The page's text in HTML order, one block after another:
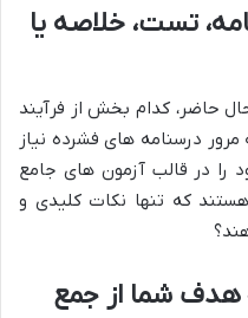
تست، خلاصه یا
حاضر، کدام بخش از فرآیند
مرور درسنامه های فشرده نیاز
را در قالب آزمون های جامع
که تنها نکات کلیدی و
– هدف شما از جمع